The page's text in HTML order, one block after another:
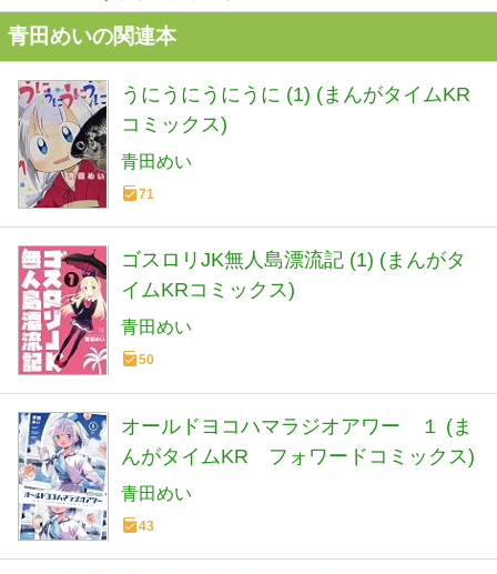
青田めいの関連本
うにうにうにうに (1) (まんがタイムKR
コミックス)
青田めい
71
ゴスロリJK無人島漂流記 (1) (まんがタ
イムKRコミックス)
青田めい
50
オールドヨコハマラジオアワー １ (ま
んがタイムKR フォワードコミックス)
青田めい
43